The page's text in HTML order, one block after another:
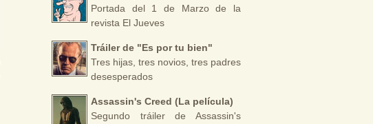
Portada del 1 de Marzo de la
revista El Jueves
Tráiler de "Es por tu bien"
Tres hijas, tres novios, tres padres
desesperados
Assassin's Creed (La película)
Segundo tráiler de Assassin's